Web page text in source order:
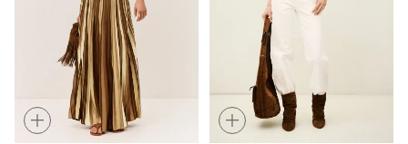
+
+